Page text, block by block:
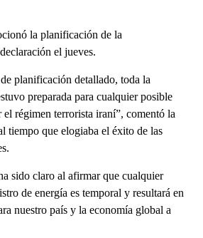
la planificación de la
el jueves.
planificación detallado, toda la
preparada para cualquier posible
régimen terrorista iraní”, comentó la
tiempo que elogiaba el éxito de las
sido claro al afirmar que cualquier
de energía es temporal y resultará en
nuestro país y la economía global a